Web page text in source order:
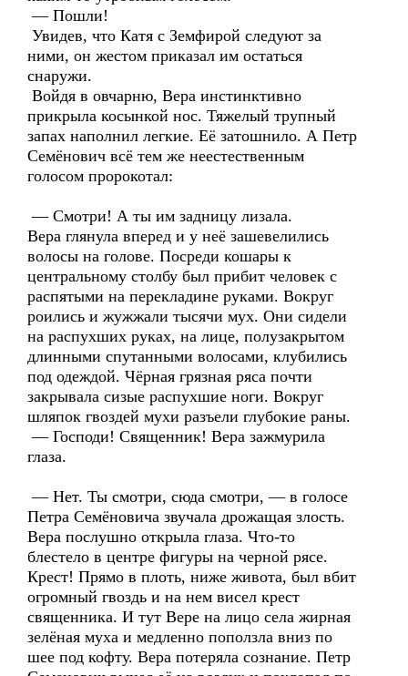
— Пошли!
Увидев, что Катя с Земфирой следуют за
ними, он жестом приказал им остаться
снаружи.
Войдя в овчарню, Вера инстинктивно
прикрыла косынкой нос. Тяжелый трупный
запах наполнил легкие. Её затошнило. А Петр
Семёнович всё тем же неестественным
голосом пророкотал:
— Смотри! А ты им задницу лизала.
Вера глянула вперед и у неё зашевелились
волосы на голове. Посреди кошары к
центральному столбу был прибит человек с
распятыми на перекладине руками. Вокруг
роились и жужжали тысячи мух. Они сидели
на распухших руках, на лице, полузакрытом
длинными спутанными волосами, клубились
под одеждой. Чёрная грязная ряса почти
закрывала сизые распухшие ноги. Вокруг
шляпок гвоздей мухи разъели глубокие раны.
— Господи! Священник! Вера зажмурила
глаза.
— Нет. Ты смотри, сюда смотри, — в голосе
Петра Семёновича звучала дрожащая злость.
Вера послушно открыла глаза. Что-то
блестело в центре фигуры на черной рясе.
Крест! Прямо в плоть, ниже живота, был вбит
огромный гвоздь и на нем висел крест
священника. И тут Вере на лицо села жирная
зелёная муха и медленно поползла вниз по
шее под кофту. Вера потеряла сознание. Петр